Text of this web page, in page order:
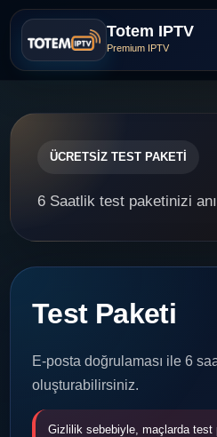
Totem IPTV
Premium IPTV
ÜCRETSİZ TEST PAKETİ
6 Saatlik test paketinizi
Test Paketi
E-posta doğrulaması ile 6
oluşturabilirsiniz.
Gizlilik sebebiyle, maçlarda test